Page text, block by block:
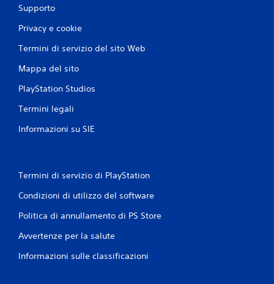
Supporto
Privacy e cookie
Termini di servizio del sito Web
Mappa del sito
PlayStation Studios
Termini legali
Informazioni su SIE
Termini di servizio di PlayStation
Condizioni di utilizzo del software
Politica di annullamento di PS Store
Avvertenze per la salute
Informazioni sulle classificazioni